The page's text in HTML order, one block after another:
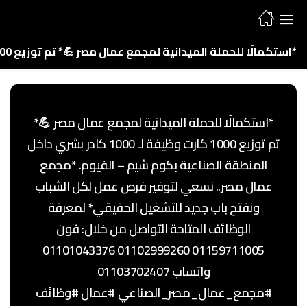
*استكمالًا للحملة الميدانية لمجمع عمال مصر 💪* تم توزيع 1000 كارت وظيفة لـ 1000 كادر بشري داخل المنطقة الصناعية بكوم شيم – الفيوم. *مجمع عمال مصر.. نسعي لتوفير فرص عمل لكل الشباب ونفتح باب جديد للتشغيل الحقيقي* لمعرفة الوظائف المتاحة التواصل من خلال: فون 01159711005 01102999260 01101043376 واتساب 01103702407 #مجمع_عمال_مصر_الصناعي #عمال #وظائف
*استكمالًا للحملة الميدانية لمجمع عمال مصر 💪*
تم توزيع 1000 كارت وظيفة لـ 1000 كادر بشري داخل
المنطقة الصناعية بكوم شيم – الفيوم. *مجمع
عمال مصر.. نسعي لتوفير فرص عمل لكل الشباب
ونفتح باب جديد للتشغيل الحقيقي* لمعرفة
الوظائف المتاحة التواصل من خلال: فون
01159711005 01102999260 01101043376
واتساب 01103702407
#مجمع_عمال_مصر_الصناعي #عمال #وظائف